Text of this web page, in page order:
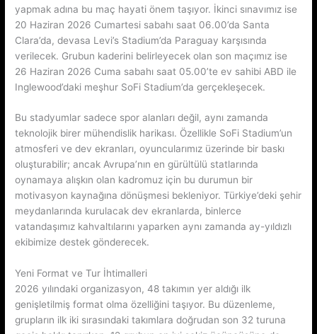
yapmak adına bu maç hayati önem taşıyor. İkinci sınavımız ise
20 Haziran 2026 Cumartesi sabahı saat 06.00’da Santa
Clara’da, devasa Levi’s Stadium’da Paraguay karşısında
verilecek. Grubun kaderini belirleyecek olan son maçımız ise
26 Haziran 2026 Cuma sabahı saat 05.00’te ev sahibi ABD ile
Inglewood’daki meşhur SoFi Stadium’da gerçekleşecek.
Bu stadyumlar sadece spor alanları değil, aynı zamanda
teknolojik birer mühendislik harikası. Özellikle SoFi Stadium’un
atmosferi ve dev ekranları, oyuncularımız üzerinde bir baskı
oluşturabilir; ancak Avrupa’nın en gürültülü statlarında
oynamaya alışkın olan kadromuz için bu durumun bir
motivasyon kaynağına dönüşmesi bekleniyor. Türkiye’deki şehir
meydanlarında kurulacak dev ekranlarda, binlerce
vatandaşımız kahvaltılarını yaparken aynı zamanda ay-yıldızlı
ekibimize destek gönderecek.
Yeni Format ve Tur İhtimalleri
2026 yılındaki organizasyon, 48 takımın yer aldığı ilk
genişletilmiş format olma özelliğini taşıyor. Bu düzenleme,
grupların ilk iki sırasındaki takımlara doğrudan son 32 turuna